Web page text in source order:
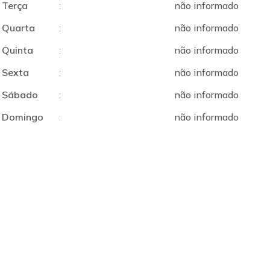
Terça
:
não informado
Quarta
:
não informado
Quinta
:
não informado
Sexta
:
não informado
Sábado
:
não informado
Domingo
: não informado